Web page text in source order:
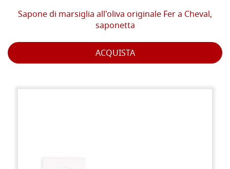
Sapone di marsiglia all'oliva originale Fer a Cheval,
saponetta
ACQUISTA